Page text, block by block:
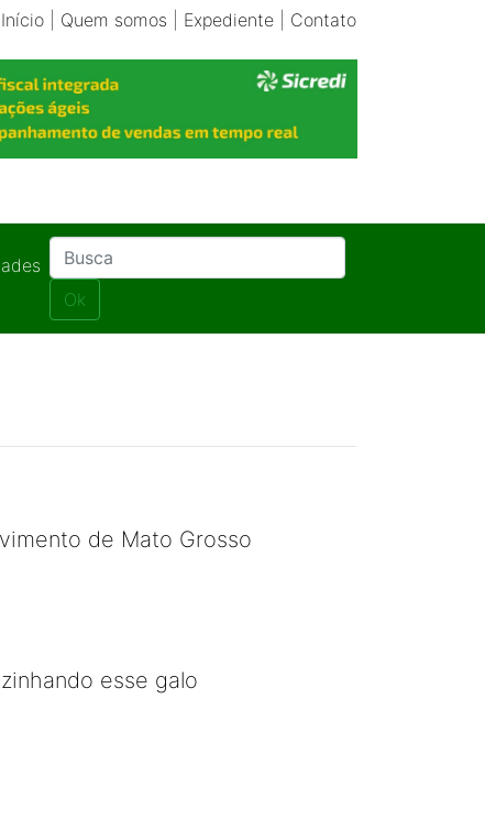
Início| Quem somos Expediente| Contato
Ok
de Mato Grosso
esse galo